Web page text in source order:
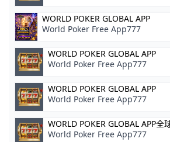
WORLD POKER GLOBAL APP
World Poker Free App777
WORLD POKER GLOBAL APP
World Poker Free App777
WORLD POKER GLOBAL APP
World Poker Free App777
WORLD POKER GLOBAL APP全
World Poker Free App777